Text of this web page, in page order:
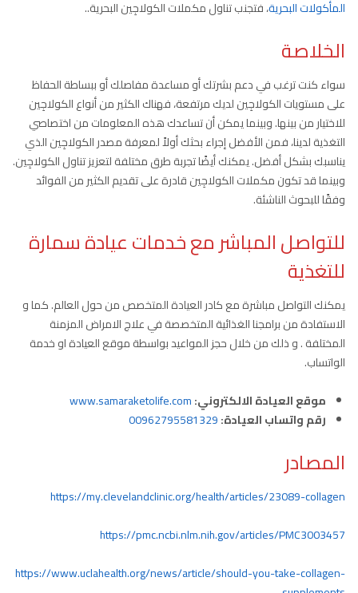
المأكولات البحرية، فتجنب تناول مكملات الكولاجِين البحرية..
الخلاصة
سواء كنت ترغب في دعم بشرتك أو مساعدة مفاصلك أو ببساطة الحفاظ
على مستويات الكولاجِين لديك مرتفعة، فهناك الكثير من أنواع الكولاجِين
للاختيار من بينها. وبينما يمكن أن تساعدك هذه المعلومات من اختصاصي
التغذية لدينا، فمن الأفضل إجراء بحثك أولاً لمعرفة مصدر الكولاجِين الذي
يناسبك بشكل أفضل. يمكنك أيضًا تجربة طرق مختلفة لتعزيز تناول الكولاجِين.
وبينما قد تكون مكملات الكولاجِين قادرة على تقديم الكثير من الفوائد
وفقًا للبحوث الناشئة.
للتواصل المباشر مع خدمات عيادة سمارة
للتغذية
يمكنك التواصل مباشرة مع كادر العيادة المتخصص من حول العالم. كما و
الاستفادة من برامجنا الغذائية المتخصصة في علاج الامراض المزمنة
المختلفة . و ذلك من خلال حجز المواعيد بواسطة موقع العيادة او خدمة
الواتساب.
موقع العيادة الالكتروني:www.samaraketolife.com
رقم واتساب العيادة:00962795581329
المصادر
https://my.clevelandclinic.org/health/articles/23089-collagen
https://pmc.ncbi.nlm.nih.gov/articles/PMC3003457
https://www.uclahealth.org/news/article/should-you-take-collagen-